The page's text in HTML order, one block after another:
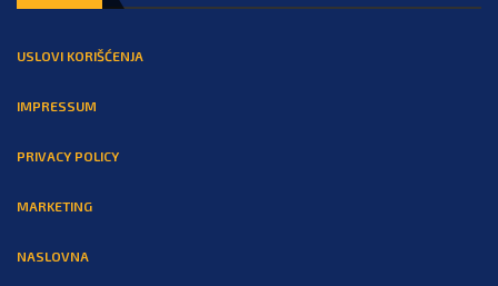
USLOVI KORIŠĆENJA
IMPRESSUM
PRIVACY POLICY
MARKETING
NASLOVNA